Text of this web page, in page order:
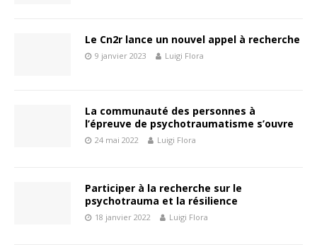
Le Cn2r lance un nouvel appel à recherche
9 janvier 2023 Luigi Flora
La communauté des personnes à
l’épreuve de psychotraumatisme s’ouvre
24 mai 2022 Luigi Flora
Participer à la recherche sur le
psychotrauma et la résilience
18 janvier 2022 Luigi Flora